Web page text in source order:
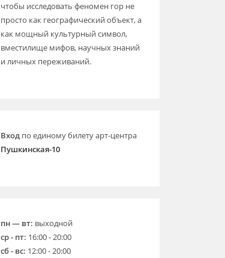
чтобы исследовать феномен гор не
просто как географический объект, а
как мощный культурный символ,
вместилище мифов, научных знаний
и личных переживаний.
Входпо единому билету арт-центра
Пушкинская-10
пн — вт: выходной
ср - пт: 16:00 - 20:00
сб - вс: 12:00 - 20:00